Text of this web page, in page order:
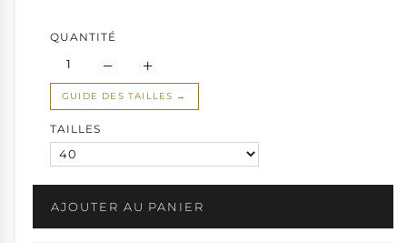
QUANTITÉ
GUIDE DES TAILLES
TAILLES
AJOUTER AU PANIER